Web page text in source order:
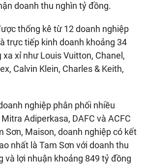
doanh thu nghìn tỷ đồng.
thống kê từ 12 doanh nghiệp
trực tiếp kinh doanh khoảng 34
xỉ như Louis Vuitton, Chanel,
Calvin Klein, Charles & Keith,
nghiệp phân phối nhiều
Adiperkasa, DAFC và ACFC
Sơn, Maison, doanh nghiệp có kết
nhất là Tam Sơn với doanh thu
và lợi nhuận khoảng 849 tỷ đồng